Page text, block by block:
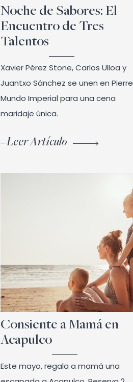
Noche de Sabores: El
Encuentro de Tres
Talentos
Xavier Pérez Stone, Carlos Ulloa y
Juantxo Sánchez se unen en Pierre
Mundo Imperial para una cena
maridaje única.
Leer Artículo
Consiente a Mamá en
Acapulco
Este mayo, regala a mamá una